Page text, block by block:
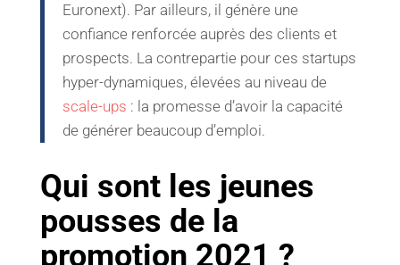
Euronext). Par ailleurs, il génère une
confiance renforcée auprès des clients et
prospects. La contrepartie pour ces startups
hyper-dynamiques, élevées au niveau de
scale-ups : la promesse d’avoir la capacité
de générer beaucoup d’emploi.
Qui sont les jeunes
pousses de la
promotion 2021 ?